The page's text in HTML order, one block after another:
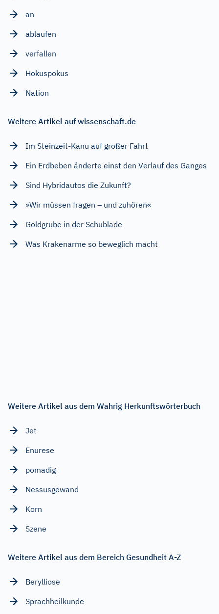
an
ablaufen
verfallen
Hokuspokus
Nation
Weitere Artikel auf wissenschaft.de
Im Steinzeit-Kanu auf großer Fahrt
Ein Erdbeben änderte einst den Verlauf des Ganges
Sind Hybridautos die Zukunft?
»Wir müssen fragen – und zuhören«
Goldgrube in der Schublade
Was Krakenarme so beweglich macht
Weitere Artikel aus dem Wahrig Herkunftswörterbuch
Jet
Enurese
pomadig
Nessusgewand
Korn
Szene
Weitere Artikel aus dem Bereich Gesundheit A-Z
Berylliose
Sprachheilkunde